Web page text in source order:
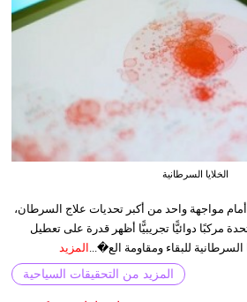
الخلايا السرطانية
مواجهة واحد من أكبر تحديات علاج السرطان،
مركبًا دوائيًّا تجريبيًّا أظهر قدرة على تعطيل
السرطانية للبقاء ومقاومة الع�... المزيد
المزيد من التحقيقات السياحية